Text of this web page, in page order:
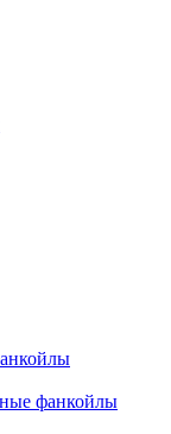
фанкойлы